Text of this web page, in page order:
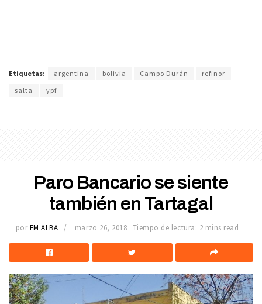
Etiquetas: argentina bolivia Campo Durán
refinor
salta
ypf
Paro Bancario se siente
también en Tartagal
por FM ALBA marzo 26, 2018 Tiempo de lectura: 2 mins read